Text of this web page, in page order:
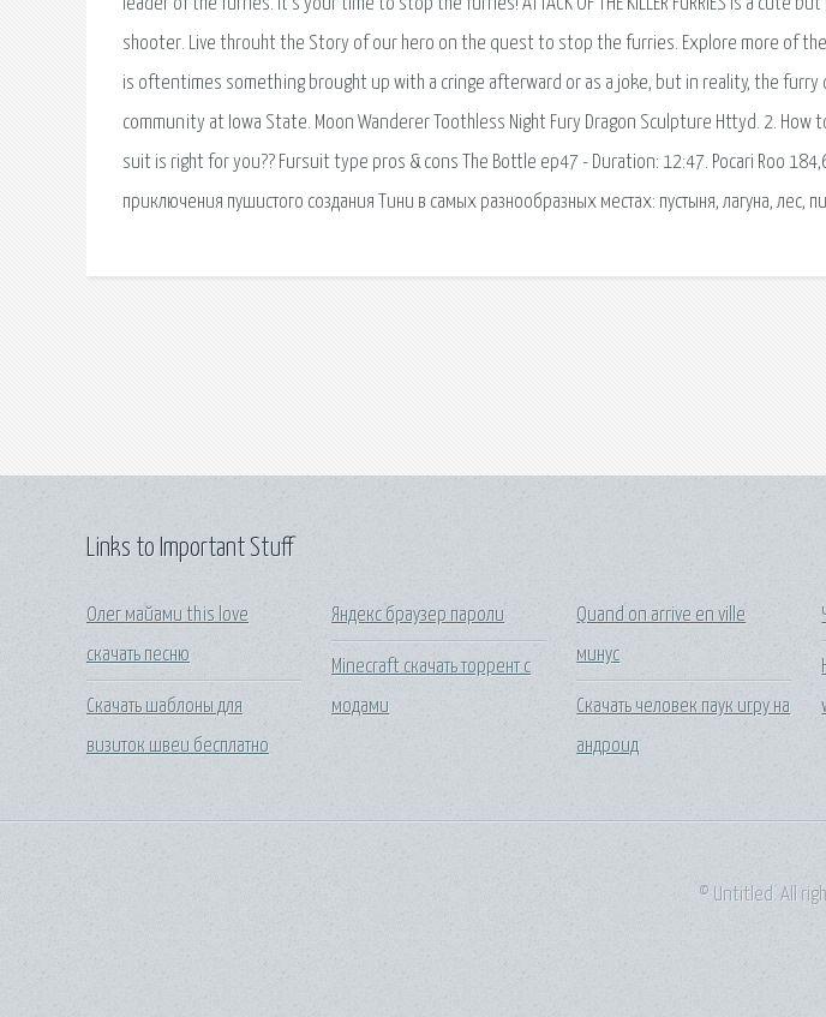
leader of the furries. It's your time to stop the furries! ATTACK OF THE KILLER FURRIES is a cute
shooter. Live throuht the Story of our hero on the quest to stop the furries. Explore more of
is oftentimes something brought up with a cringe afterward or as a joke, but in reality, the
community at Iowa State. Moon Wanderer Toothless Night Fury Dragon Sculpture Httyd. 2. How
suit is right for you?? Fursuit type pros & cons The Bottle ep47 - Duration: 12:47. Pocari Roo
приключения пушистого создания Тини в самых разнообразных местах: пустыня, лагуна, лес,
Links to Important Stuff
Олег майами this love
скачать песню
Скачать шаблоны для
визиток швеи бесплатно
Яндекс браузер пароли
Minecraft скачать торрент с
модами
Quand on arrive en ville
минус
Скачать человек паук игру на
андроид
© Untitled. All